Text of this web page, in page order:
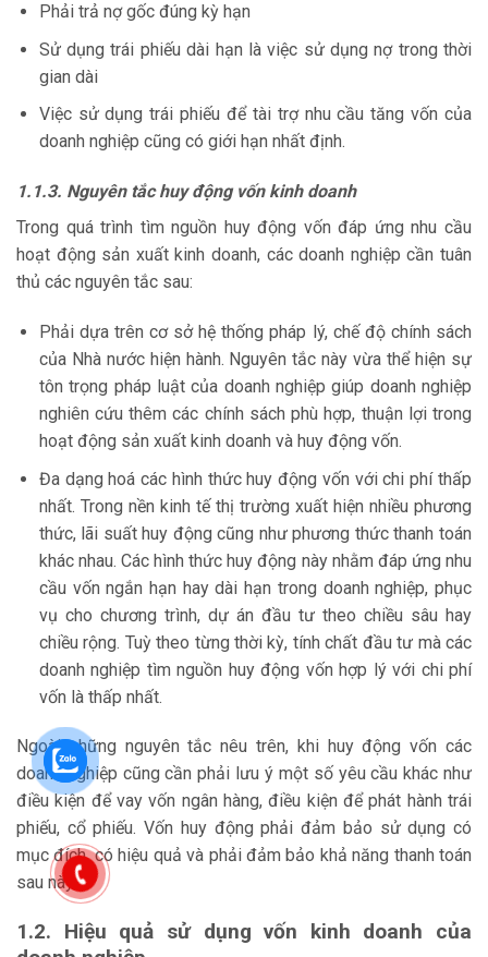
Phải trả nợ gốc đúng kỳ hạn
Sử dụng trái phiếu dài hạn là việc sử dụng nợ trong thời
gian dài
Việc sử dụng trái phiếu để tài trợ nhu cầu tăng vốn của
doanh nghiệp cũng có giới hạn nhất định.
1.1.3. Nguyên tắc huy động vốn kinh doanh
Trong quá trình tìm nguồn huy động vốn đáp ứng nhu cầu
hoạt động sản xuất kinh doanh, các doanh nghiệp cần tuân
thủ các nguyên tắc sau:
Phải dựa trên cơ sở hệ thống pháp lý, chế độ chính sách
của Nhà nước hiện hành. Nguyên tắc này vừa thể hiện sự
tôn trọng pháp luật của doanh nghiệp giúp doanh nghiệp
nghiên cứu thêm các chính sách phù hợp, thuận lợi trong
hoạt động sản xuất kinh doanh và huy động vốn.
Đa dạng hoá các hình thức huy động vốn với chi phí thấp
nhất. Trong nền kinh tế thị trường xuất hiện nhiều phương
thức, lãi suất huy động cũng như phương thức thanh toán
khác nhau. Các hình thức huy động này nhằm đáp ứng nhu
cầu vốn ngắn hạn hay dài hạn trong doanh nghiệp, phục
vụ cho chương trình, dự án đầu tư theo chiều sâu hay
chiều rộng. Tuỳ theo từng thời kỳ, tính chất đầu tư mà các
doanh nghiệp tìm nguồn huy động vốn hợp lý với chi phí
vốn là thấp nhất.
Ngoài những nguyên tắc nêu trên, khi huy động vốn các
doanh nghiệp cũng cần phải lưu ý một số yêu cầu khác như
điều kiện để vay vốn ngân hàng, điều kiện để phát hành trái
phiếu, cổ phiếu. Vốn huy động phải đảm bảo sử dụng có
mục đích, có hiệu quả và phải đảm bảo khả năng thanh toán
sau này.
1.2. Hiệu quả sử dụng vốn kinh doanh của